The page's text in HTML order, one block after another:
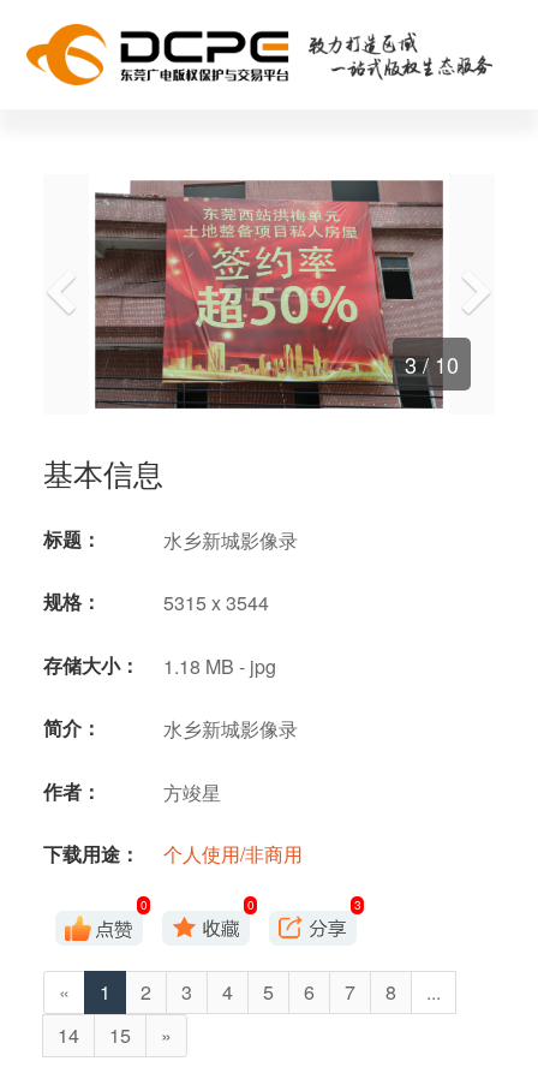
3/ 10
基本信息
标题： 水乡新城影像录
规格： 5315 x 3544
存储大小： 1.18 MB - jpg
简介： 水乡新城影像录
作者： 方竣星
下载用途： 个人使用/非商用
0 0 3
« 1 2 3 4 5 6 7 8
...
14
15 »